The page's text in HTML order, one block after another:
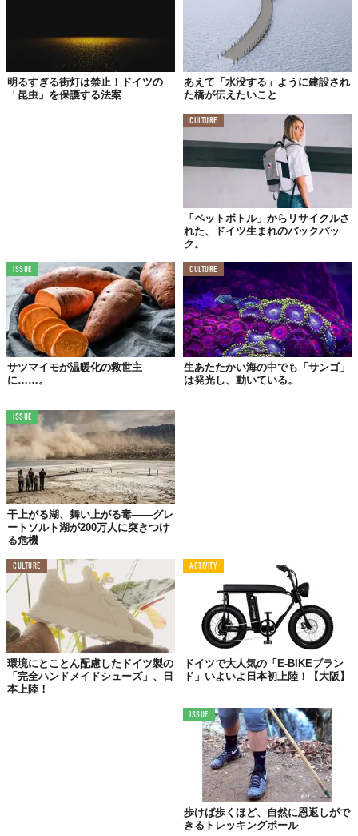
明るすぎる街灯は禁止！ドイツの
「昆虫」を保護する法案
あえて「水没する」ように建設され
た橋が伝えたいこと
CULTURE
「ペットボトル」からリサイクルさ
れた、ドイツ生まれのバックパッ
ク。
ISSUE
サツマイモが温暖化の救世主
に……。
CULTURE
生あたたかい海の中でも「サンゴ」
は発光し、動いている。
ISSUE
干上がる湖、舞い上がる毒——グレ
ートソルト湖が200万人に突きつけ
る危機
CULTURE
環境にとことん配慮したドイツ製の
「完全ハンドメイドシューズ」、日
本上陸！
ACTIVITY
ドイツで大人気の「E-BIKEブラン
ド」いよいよ日本初上陸！【大阪】
ISSUE
歩けば歩くほど、自然に恩返しがで
きるトレッキングポール